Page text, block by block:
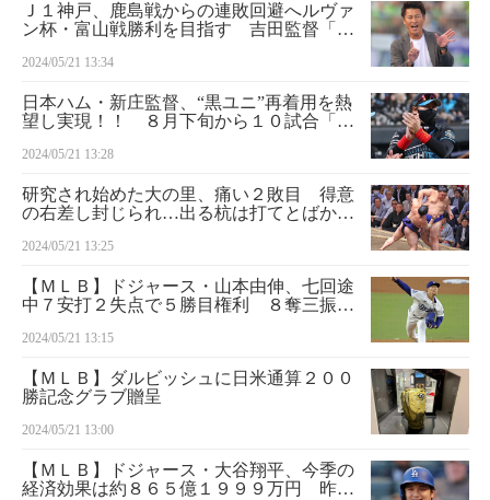
Ｊ１神戸、鹿島戦からの連敗回避へルヴァ
ン杯・富山戦勝利を目指す 吉田監督「チ
2024/05/21 13:34
日本ハム・新庄監督、“黒ユニ”再着用を熱
望し実現！！ ８月下旬から１０試合「僕
2024/05/21 13:28
研究され始めた大の里、痛い２敗目 得意
の右差し封じられ…出る杭は打てとばか
混戦
2024/05/21 13:25
【ＭＬＢ】ドジャース・山本由伸、七回途
中７安打２失点で５勝目権利 ８奪三振マ
2024/05/21 13:15
【ＭＬＢ】ダルビッシュに日米通算２００
勝記念グラブ贈呈
2024/05/21 13:00
【ＭＬＢ】ドジャース・大谷翔平、今季の
経済効果は約８６５億１９９９万円 昨季